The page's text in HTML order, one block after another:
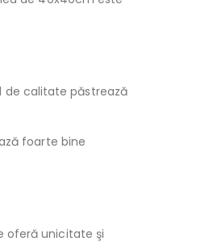
de calitate păstrează
foarte bine
oferă unicitate şi